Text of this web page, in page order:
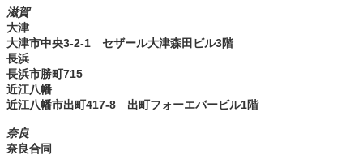
滋賀
大津
大津市中央3-2-1 セザール大津森田ビル3階
長浜
長浜市勝町715
近江八幡
近江八幡市出町417-8 出町フォーエバービル1階
奈良
奈良合同